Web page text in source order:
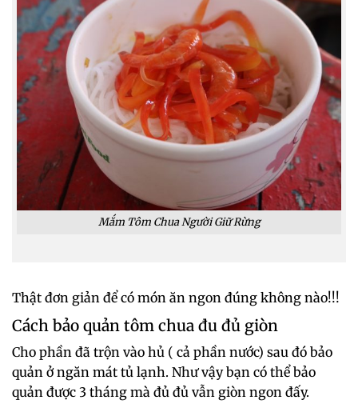
Mắm Tôm Chua Người Giữ Rừng
Thật đơn giản để có món ăn ngon đúng không nào!!!
Cách bảo quản tôm chua đu đủ giòn
Cho phần đã trộn vào hủ ( cả phần nước) sau đó bảo
quản ở ngăn mát tủ lạnh. Như vậy bạn có thể bảo
quản được 3 tháng mà đủ đủ vẫn giòn ngon đấy.